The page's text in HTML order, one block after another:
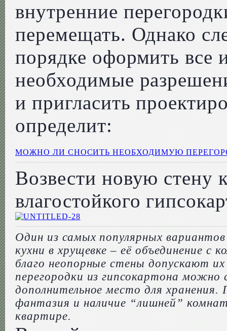
внутренние
перемещать. Однако
порядке оформить все
необходимые
и пригласить
определит:
МОЖНО ЛИ СНОСИТЬ НЕОБХОДИМУЮ
Возвести новую стену
влагостойкого
Один из самых популярных
кухни в хрущевке – её объединение с
благо неопорные стены допускают их
перегородки из гипсокартона можно
дополнительное место для хранения.
фантазия и наличие “лишней”
квартире.